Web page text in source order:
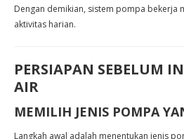
Dengan demikian, sistem pompa bekerja
aktivitas harian.
PERSIAPAN SEBELUM
AIR
MEMILIH JENIS POMPA
Langkah awal adalah menentukan jenis